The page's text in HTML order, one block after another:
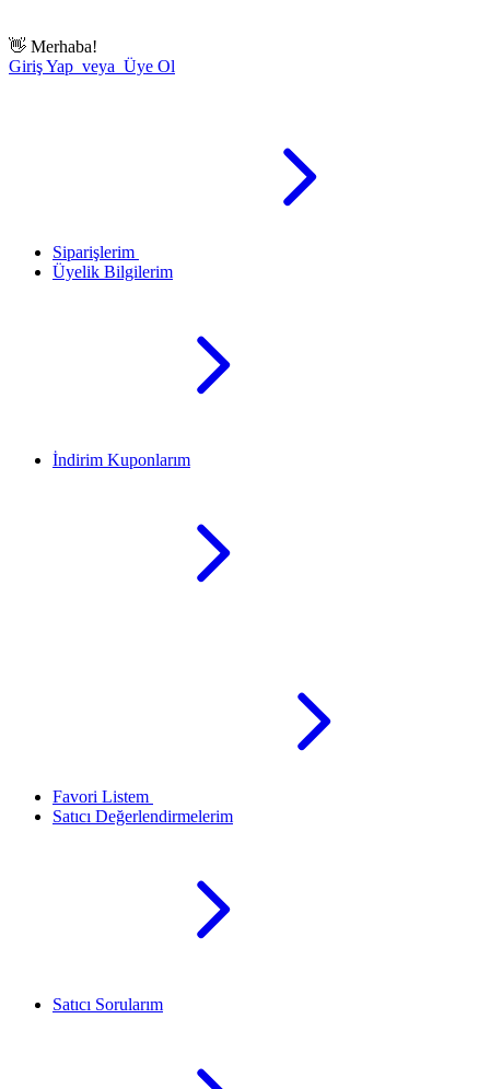
👋 Merhaba!
Giriş Yap veya Üye Ol
Siparişlerim
Üyelik Bilgilerim
İndirim Kuponlarım
Favori Listem
Satıcı Değerlendirmelerim
Satıcı Sorularım